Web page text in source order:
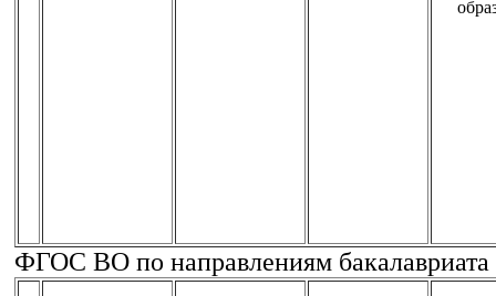
ФГОС ВО по направлениям бакалавриата